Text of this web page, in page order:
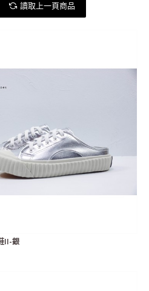
讀取上一頁商品
II-銀